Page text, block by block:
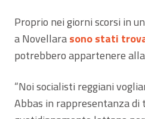
Proprio nei giorni scorsi in
a Novellarasono stati
potrebbero appartenere
“Noi socialisti reggiani
Abbas in rappresentanza di